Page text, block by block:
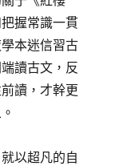
握常識一貫
本迷信習古
讀古文，反
讀，才幹更
以超凡的自